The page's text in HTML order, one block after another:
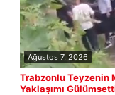
Ağustos 7, 2026
Trabzonlu Teyzenin
Yaklaşımı